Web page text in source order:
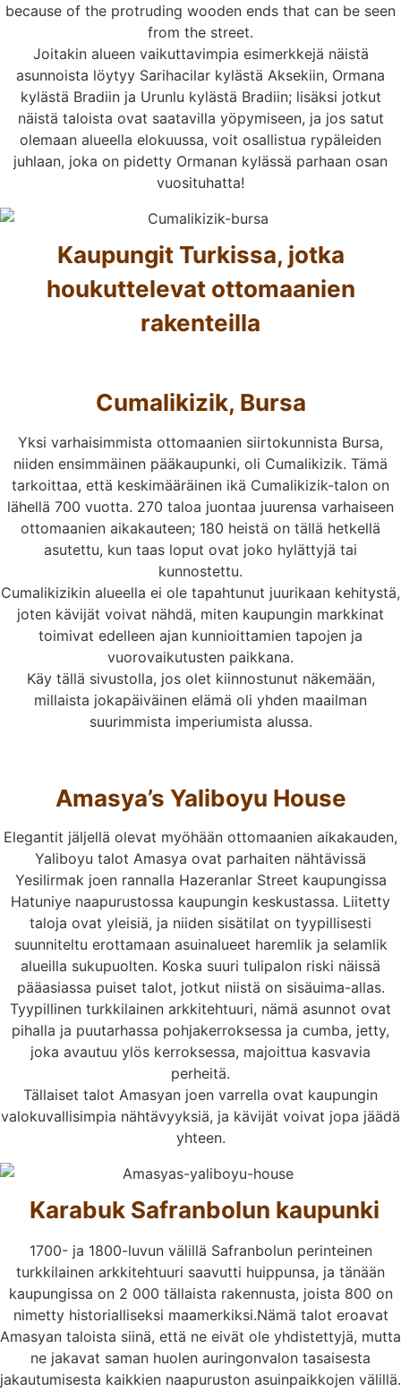
because of the protruding wooden ends that can be seen
from the street.
Joitakin alueen vaikuttavimpia esimerkkejä näistä
asunnoista löytyy Sarihacilar kylästä Aksekiin, Ormana
kylästä Bradiin ja Urunlu kylästä Bradiin; lisäksi jotkut
näistä taloista ovat saatavilla yöpymiseen, ja jos satut
olemaan alueella elokuussa, voit osallistua rypäleiden
juhlaan, joka on pidetty Ormanan kylässä parhaan osan
vuosituhatta!
Kaupungit Turkissa, jotka
houkuttelevat ottomaanien
rakenteilla
Cumalikizik, Bursa
Yksi varhaisimmista ottomaanien siirtokunnista Bursa,
niiden ensimmäinen pääkaupunki, oli Cumalikizik. Tämä
tarkoittaa, että keskimääräinen ikä Cumalikizik-talon on
lähellä 700 vuotta. 270 taloa juontaa juurensa varhaiseen
ottomaanien aikakauteen; 180 heistä on tällä hetkellä
asutettu, kun taas loput ovat joko hylättyjä tai
kunnostettu.
Cumalikizikin alueella ei ole tapahtunut juurikaan kehitystä,
joten kävijät voivat nähdä, miten kaupungin markkinat
toimivat edelleen ajan kunnioittamien tapojen ja
vuorovaikutusten paikkana.
Käy tällä sivustolla, jos olet kiinnostunut näkemään,
millaista jokapäiväinen elämä oli yhden maailman
suurimmista imperiumista alussa.
Amasya’s Yaliboyu House
Elegantit jäljellä olevat myöhään ottomaanien aikakauden,
Yaliboyu talot Amasya ovat parhaiten nähtävissä
Yesilirmak joen rannalla Hazeranlar Street kaupungissa
Hatuniye naapurustossa kaupungin keskustassa. Liitetty
taloja ovat yleisiä, ja niiden sisätilat on tyypillisesti
suunniteltu erottamaan asuinalueet haremlik ja selamlik
alueilla sukupuolten. Koska suuri tulipalon riski näissä
pääasiassa puiset talot, jotkut niistä on sisäuima-allas.
Tyypillinen turkkilainen arkkitehtuuri, nämä asunnot ovat
pihalla ja puutarhassa pohjakerroksessa ja cumba, jetty,
joka avautuu ylös kerroksessa, majoittua kasvavia
perheitä.
Tällaiset talot Amasyan joen varrella ovat kaupungin
valokuvallisimpia nähtävyyksiä, ja kävijät voivat jopa jäädä
yhteen.
Karabuk Safranbolun kaupunki
1700- ja 1800-luvun välillä Safranbolun perinteinen
turkkilainen arkkitehtuuri saavutti huippunsa, ja tänään
kaupungissa on 2 000 tällaista rakennusta, joista 800 on
nimetty historialliseksi maamerkiksi.Nämä talot eroavat
Amasyan taloista siinä, että ne eivät ole yhdistettyjä, mutta
ne jakavat saman huolen auringonvalon tasaisesta
jakautumisesta kaikkien naapuruston asuinpaikkojen välillä.